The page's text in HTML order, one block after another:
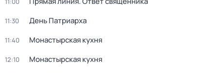
11:30 День Патриарха
11:40 Монастырская кухня
12:10 Монастырская кухня